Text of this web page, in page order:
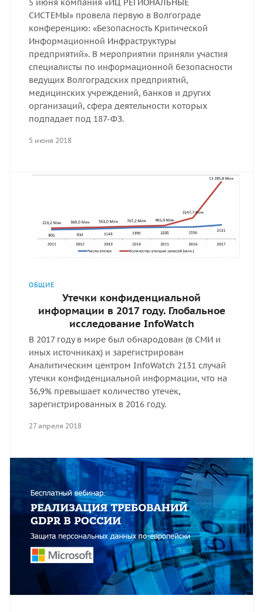
5 июня компания «ИЦ РЕГИОНАЛЬНЫЕ
СИСТЕМЫ» провела первую в Волгограде
конференцию: «Безопасность Критической
Информационной Инфраструктуры
предприятий». В мероприятии приняли участия
специалисты по информационной безопасности
ведущих Волгоградских предприятий,
медицинских учреждений, банков и других
организаций, сфера деятельности которых
подпадает под 187-ФЗ.
5 июня 2018
ОБЩИЕ
Утечки конфиденциальной
информации в 2017 году. Глобальное
исследование InfoWatch
В 2017 году в мире был обнародован (в СМИ и
иных источниках) и зарегистрирован
Аналитическим центром InfoWatch 2131 случай
утечки конфиденциальной информации, что на
36,9% превышает количество утечек,
зарегистрированных в 2016 году.
27 апреля 2018